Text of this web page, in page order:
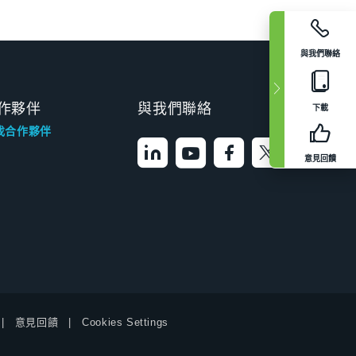
與我們聯絡
下載
意見回饋
夥伴
合作夥伴
與我們聯絡
意見回饋 Cookies Settings